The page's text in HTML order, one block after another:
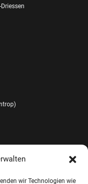
wir Technologien wie